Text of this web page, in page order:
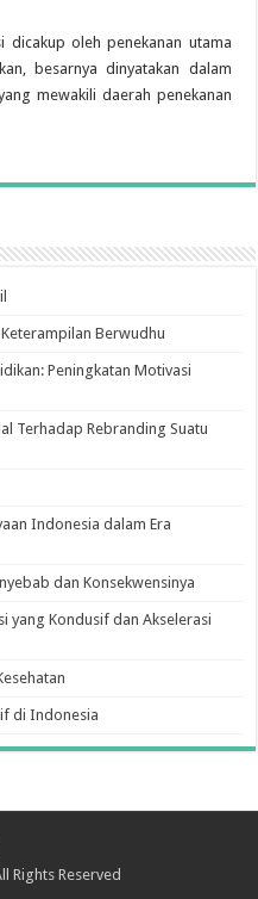
oleh penekanan utama
besarnya dinyatakan dalam
mewakili daerah penekanan
Berwudhu
Peningkatan Motivasi
Terhadap Rebranding Suatu
Indonesia dalam Era
dan Konsekwensinya
yang Kondusif dan Akselerasi
di Indonesia
Rights Reserved